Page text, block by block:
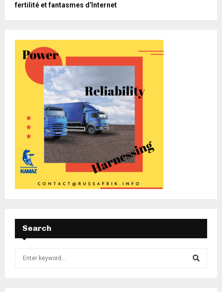
fertilité et fantasmes d’Internet
Search